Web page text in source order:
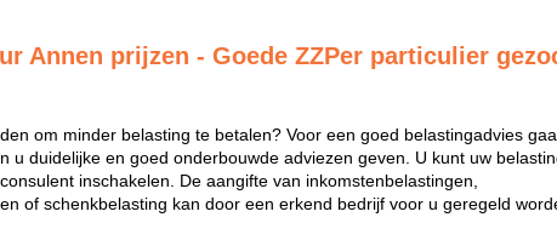
Annen prijzen - Goede ZZPer particulier
om minder belasting te betalen? Voor een goed belastingadvies
u duidelijke en goed onderbouwde adviezen geven. U kunt uw
inschakelen. De aangifte van inkomstenbelastingen,
of schenkbelasting kan door een erkend bedrijf voor u geregeld